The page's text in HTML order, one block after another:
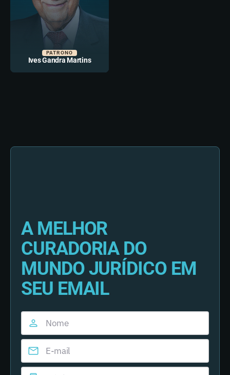
PATRONO
Ives Gandra Martins
A MELHOR
CURADORIA DO
MUNDO JURÍDICO EM
SEU EMAIL